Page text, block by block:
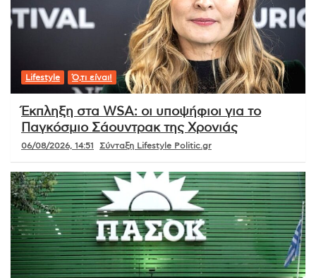
Lifestyle Ό,τι είναι!
Έκπληξη στα WSA: οι υποψήφιοι για το
Παγκόσμιο Σάουντρακ της Χρονιάς
06/08/2026, 14:51 Σύνταξη Lifestyle Politic.gr